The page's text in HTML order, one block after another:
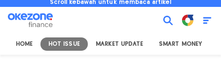
Scroll kebawah untuk membaca artikel
HOME HOT ISSUE MARKET UPDATE SMART MONEY